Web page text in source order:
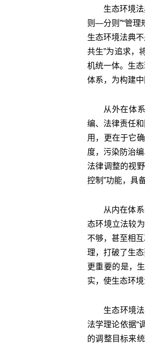
生态环境
则—分则”“管理
生态环境法典
共生”为追求，
机统一体。生
体系，为构建
从外在体
编、法律责任
用，更在于它
度，污染防治
法律调整的视
控制”功能，具
从内在体
态环境立法较
不够，甚至相
理，打破了生
更重要的是，
实，使生态环境
生态环境
法学理论依据“
的调整目标来